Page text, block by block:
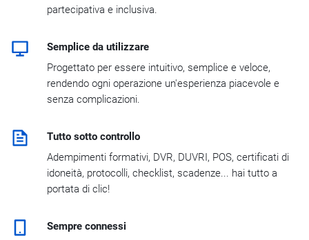
partecipativa e inclusiva.
Semplice da utilizzare
Progettato per essere intuitivo, semplice e veloce,
rendendo ogni operazione un'esperienza piacevole e
senza complicazioni.
Tutto sotto controllo
Adempimenti formativi, DVR, DUVRI, POS, certificati di
idoneità, protocolli, checklist, scadenze... hai tutto a
portata di clic!
Sempre connessi